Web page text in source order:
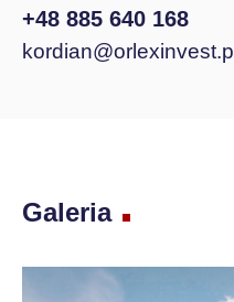
+48 885 640 168
kordian@orlexinvest.pl
Galeria